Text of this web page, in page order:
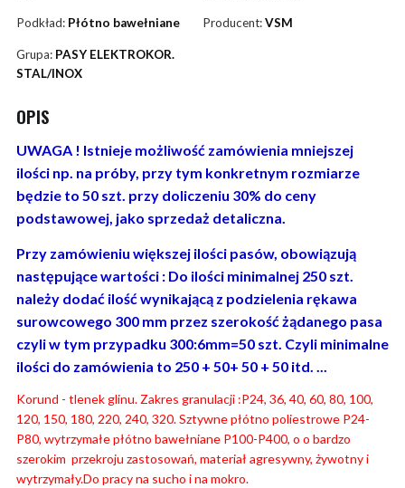
Podkład: Płótno bawełniane Producent:VSM
Grupa: PASY ELEKTROKOR.
STAL/INOX
OPIS
UWAGA ! Istnieje możliwość zamówienia mniejszej
ilości np. na próby, przy tym konkretnym rozmiarze
będzie to 50 szt. przy doliczeniu 30% do ceny
podstawowej, jako sprzedaż detaliczna.
Przy zamówieniu większej ilości pasów, obowiązują
następujące wartości : Do ilości minimalnej 250 szt.
należy dodać ilość wynikającą z podzielenia rękawa
surowcowego 300 mm przez szerokość żądanego pasa
czyli w tym przypadku 300:6mm=50 szt. Czyli minimalne
ilości do zamówienia to 250 + 50+ 50 + 50 itd. ...
Korund - tlenek glinu. Zakres granulacji :P24, 36, 40, 60, 80, 100,
120, 150, 180, 220, 240, 320. Sztywne płótno poliestrowe P24-
P80, wytrzymałe płótno bawełniane P100-P400, o o bardzo
szerokim przekroju zastosowań, materiał agresywny, żywotny i
wytrzymały.Do pracy na sucho i na mokro.